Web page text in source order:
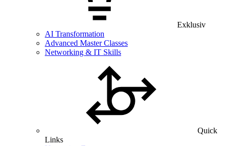
Exklusiv
AI Transformation
Advanced Master Classes
Networking & IT Skills
Quick
Links